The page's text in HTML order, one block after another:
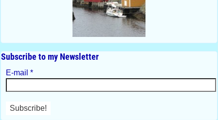
Subscribe to my Newsletter
E-mail *